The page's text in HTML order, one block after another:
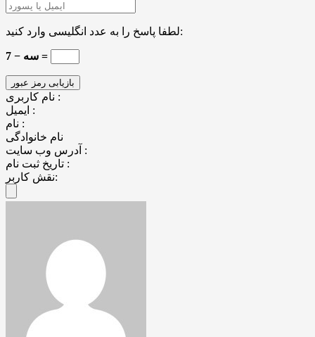
لطفا پاسخ را به عدد انگلیسی وارد کنید:
7 − سه =
نام کاربری :
ایمیل :
نام :
نام خانوادگی
آدرس وب سایت :
تاریخ ثبت نام :
نقش کاربر: